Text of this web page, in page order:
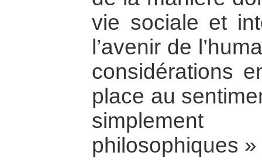
vie sociale et
l’avenir de
considérations
place au
philosophiques »